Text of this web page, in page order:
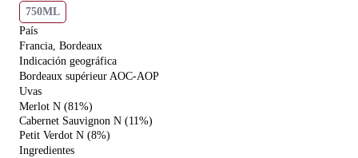
750ML
País
Francia, Bordeaux
Indicación geográfica
Bordeaux supérieur AOC-AOP
Uvas
Merlot N (81%)
Cabernet Sauvignon N (11%)
Petit Verdot N (8%)
Ingredientes